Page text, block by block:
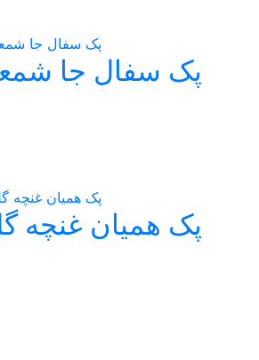
پک سفال جا
پک همیان غنچه